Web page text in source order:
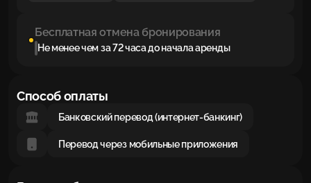
Бесплатная отмена бронирования
Не менее чем за 72 часа до начала аренды
Способ оплаты
Банковский перевод (интернет-банкинг)
Перевод через мобильные приложения